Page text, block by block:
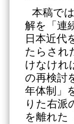
本稿で
解を「連
日本近代
たらされ
けなけれ
の再検討
年体制」
りた右派
を離れた